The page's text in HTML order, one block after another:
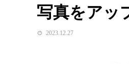
写真をアッ
2023.12.27